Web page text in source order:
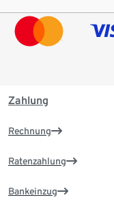
Zahlung
Rechnung
Ratenzahlung
Bankeinzug